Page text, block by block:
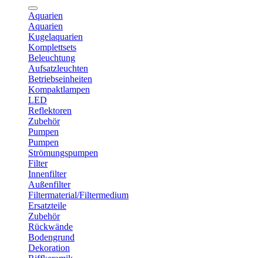
Aquarien
Aquarien
Kugelaquarien
Komplettsets
Beleuchtung
Aufsatzleuchten
Betriebseinheiten
Kompaktlampen
LED
Reflektoren
Zubehör
Pumpen
Pumpen
Strömungspumpen
Filter
Innenfilter
Außenfilter
Filtermaterial/Filtermedium
Ersatzteile
Zubehör
Rückwände
Bodengrund
Dekoration